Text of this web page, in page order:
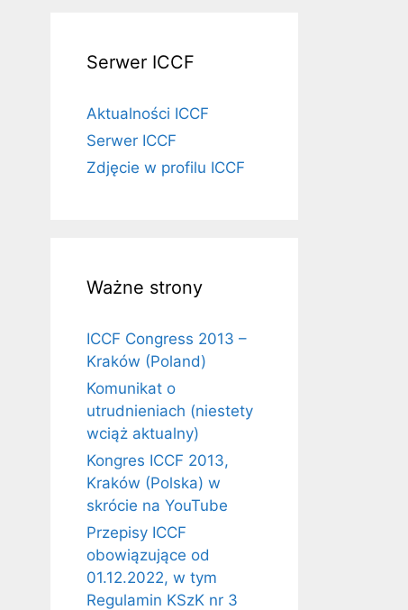
Serwer ICCF
Aktualności ICCF
Serwer ICCF
Zdjęcie w profilu ICCF
Ważne strony
ICCF Congress 2013 –
Kraków (Poland)
Komunikat o
utrudnieniach (niestety
wciąż aktualny)
Kongres ICCF 2013,
Kraków (Polska) w
skrócie na YouTube
Przepisy ICCF
obowiązujące od
01.12.2022, w tym
Regulamin KSzK nr 3